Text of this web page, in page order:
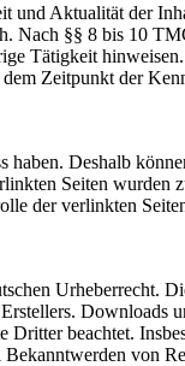
Aktualität der
§§ 8 bis 10
Tätigkeit
Zeitpunkt der
Deshalb
Seiten
der verlinkten
beachtet.
von